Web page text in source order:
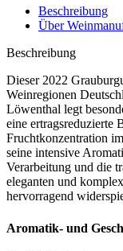
Beschreibung
Über
Beschreibung
Dieser 2022
Weinregionen
Löwenthal legt
eine ertragsreduzierte
Fruchtkonzentration
seine intensive
Verarbeitung und die
eleganten und
hervorragend
Aromatik- und